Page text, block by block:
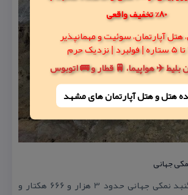
80% تخفیف واقعی
آپارتمان، سوئیت و مهمانپذیر
بلیط ✈️ هواپیما، 🚆 قطار و 🚌 اتوبوس
هتل و هتل‌ آپارتمان های مشهد
جهانی
وسعت گنبد نمكی جهانی حدود 3 هزار و 666 هكتار و